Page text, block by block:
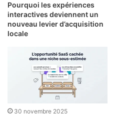
Pourquoi les expériences
interactives deviennent un
nouveau levier d’acquisition
locale
30 novembre 2025